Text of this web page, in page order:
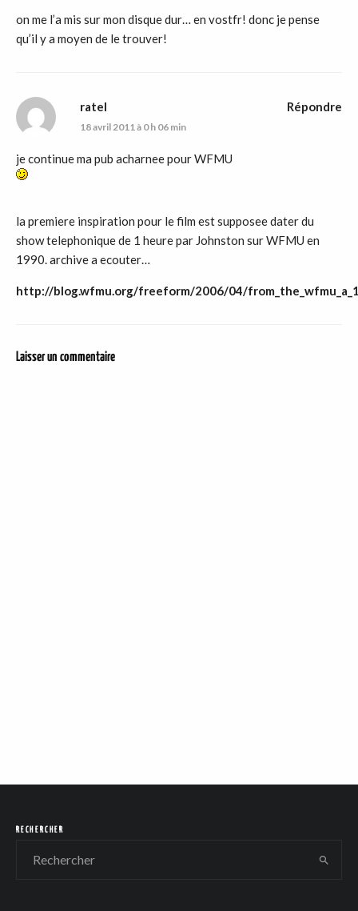
on me l’a mis sur mon disque dur… en vostfr! donc je pense
qu’il y a moyen de le trouver!
ratel
18 avril 2011 à 0 h 06 min
je continue ma pub acharnee pour WFMU
la premiere inspiration pour le film est supposee dater du
show telephonique de 1 heure par Johnston sur WFMU en
1990. archive a ecouter…
http://blog.wfmu.org/freeform/2006/04/
Répondre
Laisser un commentaire
RECHERCHER